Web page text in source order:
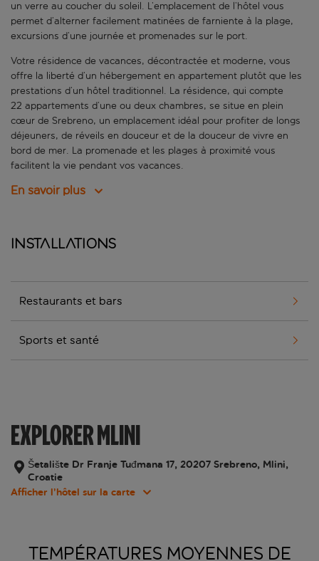
un verre au coucher du soleil. L’emplacement de l’hôtel vous
permet d’alterner facilement matinées de farniente à la plage,
excursions d’une journée et promenades sur le port.
Votre résidence de vacances, décontractée et moderne, vous
offre la liberté d’un hébergement en appartement plutôt que les
prestations d’un hôtel traditionnel. La résidence, qui compte
22 appartements d’une ou deux chambres, se situe en plein
cœur de Srebreno, un emplacement idéal pour profiter de longs
déjeuners, de réveils en douceur et de la douceur de vivre en
bord de mer. La promenade et les plages à proximité vous
facilitent la vie pendant vos vacances.
En savoir plus
Installations
Restaurants et bars
Sports et santé
EXPLORER MLINI
Šetalište Dr Franje Tuđmana 17, 20207 Srebreno, Mlini,
Croatie
Afficher l’hôtel sur la carte
TEMPÉRATURES MOYENNES DE